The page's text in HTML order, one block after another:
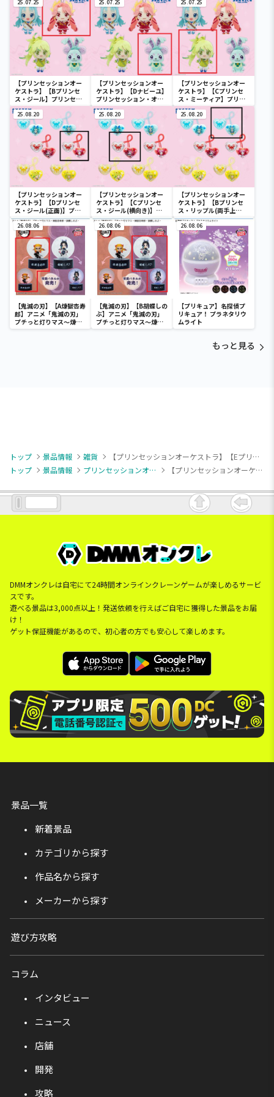
BIG ナビーユ ぬいぐるみ BIG ナビーユ
25.07.25
【プリンセッションオー
ケストラ】【Bプリンセ
ス・ジール】プリンセッ
ション・オーケストラ ぬ
いぐるみ
25.07.25
【プリンセッションオー
ケストラ】【Dナビーユ】
プリンセッション・オー
ケストラ ぬいぐるみ
25.07.25
【プリンセッションオー
ケストラ】【Cプリンセ
ス・ミーティア】プリン
セッション・オーケスト
ラ ぬいぐるみ
25.08.20
【プリンセッションオー
ケストラ】【Dプリンセ
ス・ジール(正面)】プリ
ンセッション・オーケス
トラ キラキラヘアアクセ
25.08.20
【プリンセッションオー
ケストラ】【Cプリンセ
ス・ジール(横向き)】プ
リンセッション・オーケ
ストラ キラキラヘアアク
セ
25.08.20
【プリンセッションオー
ケストラ】【Bプリンセ
ス・リップル(両手上
げ)】プリンセッション・
オーケストラ キラキラヘ
アアクセ
26.08.06
【鬼滅の刃】【A煉獄杏寿
郎】アニメ「鬼滅の刃」
プチっと灯りマス～煉獄
杏寿郎・胡蝶しのぶ～
26.08.06
【鬼滅の刃】【B胡蝶しの
ぶ】アニメ「鬼滅の刃」
プチっと灯りマス～煉獄
杏寿郎・胡蝶しのぶ～
26.08.06
【プリキュア】名探偵プ
リキュア！ プラネタリウ
ムライト
もっと見る
トップ 景品情報 雑貨
【プリンセッションオーケストラ】【Eプリンセス・ミーティア(横向き)】プリンセッション・オーケストラ キラキラヘアアクセ
トップ
景品情報 プリンセッションオーケストラ 【プリンセッションオーケストラ】【Eプリンセス・ミーティア(横向き)】プリンセッション・オーケストラ キラキラヘアアクセ
DMMオンクレは自宅にて24時間オンラインクレーンゲームが楽しめるサービ
スです。
遊べる景品は3,000点以上！発送依頼を行えばご自宅に獲得した景品をお届
け！
ゲット保証機能があるので、初心者の方でも安心して楽しめます。
景品一覧
新着景品
カテゴリから探す
作品名から探す
メーカーから探す
遊び方攻略
コラム
インタビュー
ニュース
店舗
開発
攻略